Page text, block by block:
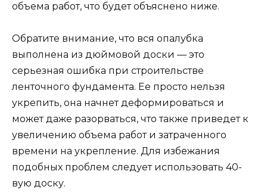
объема работ, что будет объяснено ниже.
Обратите внимание, что вся опалубка
выполнена из дюймовой доски — это
серьезная ошибка при строительстве
ленточного фундамента. Ее просто нельзя
укрепить, она начнет деформироваться и
может даже разорваться, что также приведет к
увеличению объема работ и затраченного
времени на укрепление. Для избежания
подобных проблем следует использовать 40-
вую доску.